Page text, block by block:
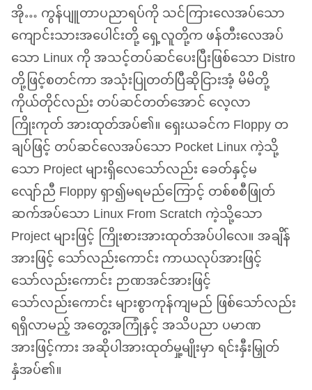
အို… ကွန်ပျူတာပညာရပ်ကို သင်ကြားလေအပ်သော
ကျောင်းသားအပေါင်းတို့ ရှေ့လူတို့က ဖန်တီးလေအပ်
သော Linux ကို အသင့်တပ်ဆင်ပေးပြီးဖြစ်သော Distro
တို့ဖြင့်စတင်ကာ အသုံးပြုတတ်ပြီဆိုငြားအံ့ မိမိတို့
ကိုယ်တိုင်လည်း တပ်ဆင်တတ်အောင် လေ့လာ
ကြိုးကုတ် အားထုတ်အပ်၏။ ရှေးယခင်က Floppy တ
ချပ်ဖြင့် တပ်ဆင်လေအပ်သော Pocket Linux ကဲ့သို့
သော Project များရှိလေသော်လည်း​ ခေတ်နှင့်မ
လျော်ညီ Floppy ရှာ၍မရမည်ကြောင့် တစ်စစီဖြုတ်
ဆက်အပ်သော Linux From Scratch ကဲ့သို့သော
Project များဖြင့် ကြိုးစားအားထုတ်အပ်ပါလေ။ အချိန်
အားဖြင့် သော်လည်းကောင်း ကာယလုပ်အားဖြင့်
သော်လည်းကောင်း ဉာဏအင်အားဖြင့်
သော်လည်းကောင်း များစွာကုန်ကျမည် ဖြစ်သော်လည်း
ရရှိလာမည့် အတွေ့အကြုံနှင့် အသိပညာ ပမာဏ
အားဖြင့်ကား အဆိုပါအားထုတ်မှု့မျိုးမှာ ရင်းနှီးမြှုတ်
နှံအပ်၏။